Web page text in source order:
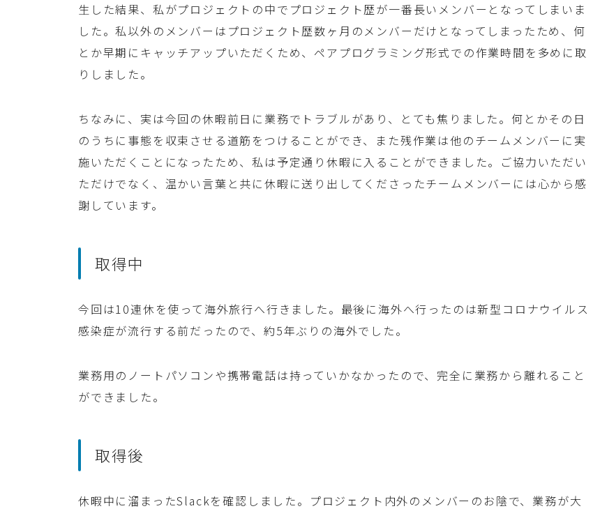
生した結果、私がプロジェクトの中でプロジェクト歴が一番長いメンバーとなってしまいま
した。私以外のメンバーはプロジェクト歴数ヶ月のメンバーだけとなってしまったため、何
とか早期にキャッチアップいただくため、ペアプログラミング形式での作業時間を多めに取
りしました。
ちなみに、実は今回の休暇前日に業務でトラブルがあり、とても焦りました。何とかその日
のうちに事態を収束させる道筋をつけることができ、また残作業は他のチームメンバーに実
施いただくことになったため、私は予定通り休暇に入ることができました。ご協力いただい
ただけでなく、温かい言葉と共に休暇に送り出してくださったチームメンバーには心から感
謝しています。
取得中
今回は10連休を使って海外旅行へ行きました。最後に海外へ行ったのは新型コロナウイルス
感染症が流行する前だったので、約5年ぶりの海外でした。
業務用のノートパソコンや携帯電話は持っていかなかったので、完全に業務から離れること
ができました。
取得後
休暇中に溜まったSlackを確認しました。プロジェクト内外のメンバーのお陰で、業務が大